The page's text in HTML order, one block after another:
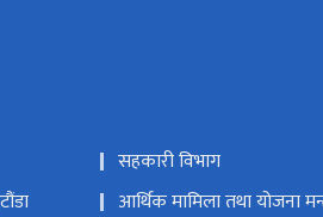
सहकारी विभाग
आर्थिक मामिला तथा योजना